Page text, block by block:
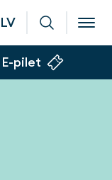
LV
E-pilet